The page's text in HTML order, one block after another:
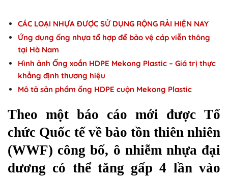
CÁC LOẠI NHỰA ĐƯỢC SỬ DỤNG RỘNG RẢI HIỆN NAY
Ứng dụng ống nhựa tổ hợp để bảo vệ cáp viễn thông
tại Hà Nam
Hình ảnh Ống xoắn HDPE Mekong Plastic – Giá trị thực
khẳng định thương hiệu
Mô tả sản phẩm ống HDPE cuộn Mekong Plastic
Theo một báo cáo mới được Tổ
chức Quốc tế về bảo tồn thiên nhiên
(WWF) công bố, ô nhiễm nhựa đại
dương có thể tăng gấp 4 lần vào